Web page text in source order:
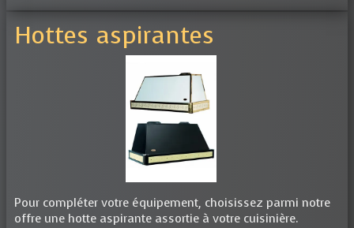
Hottes aspirantes
Pour compléter votre équipement, choisissez parmi notre
offre une hotte aspirante assortie à votre cuisinière.